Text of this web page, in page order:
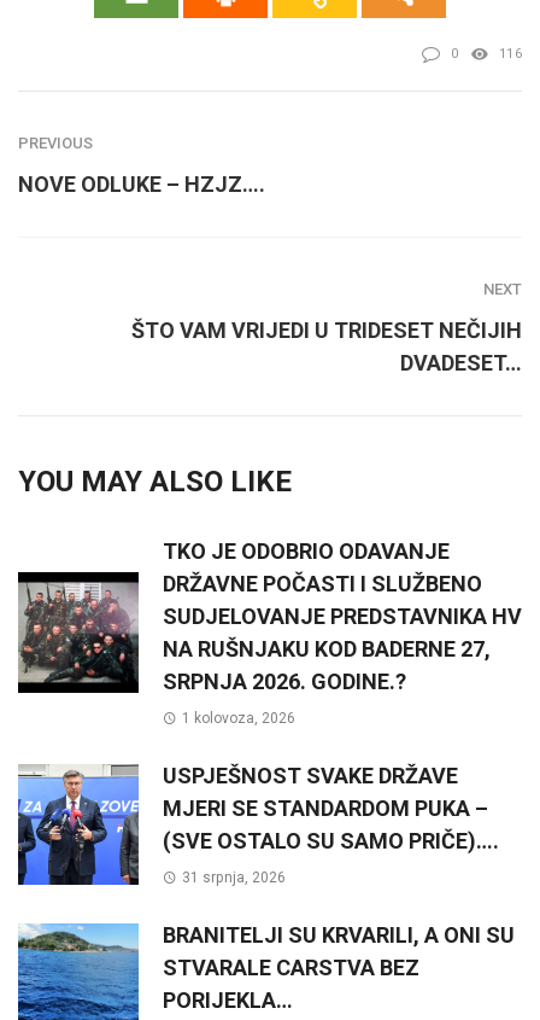
0 116
PREVIOUS
NOVE ODLUKE – HZJZ….
NEXT
ŠTO VAM VRIJEDI U TRIDESET NEČIJIH
DVADESET…
YOU MAY ALSO LIKE
TKO JE ODOBRIO ODAVANJE
DRŽAVNE POČASTI I SLUŽBENO
SUDJELOVANJE PREDSTAVNIKA HV
NA RUŠNJAKU KOD BADERNE 27,
SRPNJA 2026. GODINE.?
1 kolovoza, 2026
USPJEŠNOST SVAKE DRŽAVE
MJERI SE STANDARDOM PUKA –
(SVE OSTALO SU SAMO PRIČE)….
31 srpnja, 2026
BRANITELJI SU KRVARILI, A ONI SU
STVARALE CARSTVA BEZ
PORIJEKLA…